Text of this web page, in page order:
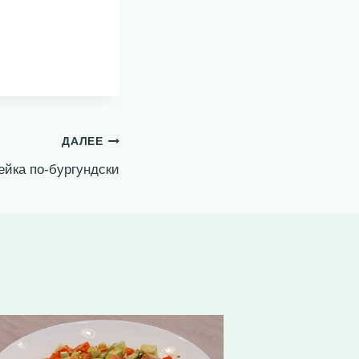
ДАЛЕЕ
по-бургундски